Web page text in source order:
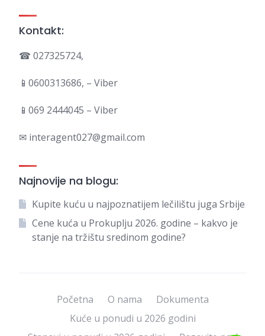
Kontakt:
☎ 027325724,
📱0600313686, – Viber
📱069 2444045 – Viber
✉ interagent027@gmail.com
Najnovije na blogu:
Kupite kuću u najpoznatijem lečilištu juga Srbije
Cene kuća u Prokuplju 2026. godine – kakvo je
stanje na tržištu sredinom godine?
Početna O nama
Dokumenta
Kuće u ponudi u 2026 godini